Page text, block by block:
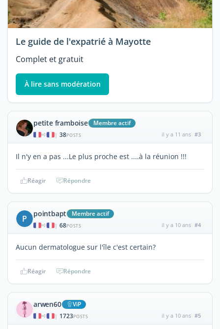
Le guide de l'expatrié à Mayotte
Complet et gratuit
À lire sans modération
petite framboise Membre actif
| 38POSTS il y a 11 ans #3
Il n'y en a pas ...Le plus proche est ....à la réunion !!!
Réagir Répondre
P pointbapt Membre actif
| 68POSTS il y a 10 ans #4
Aucun dermatologue sur l'île c'est certain?
Réagir Répondre
arwen60 ViP
| 1723POSTS il y a 10 ans #5